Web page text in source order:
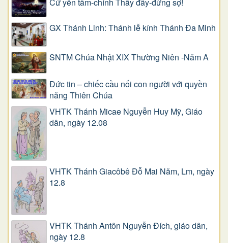
GX Thánh Linh: Thánh lễ kính Thánh Đa Minh
SNTM Chúa Nhật XIX Thường Niên -Năm A
Đức tin – chiếc cầu nối con người với quyền
năng Thiên Chúa
VHTK Thánh Micae Nguyễn Huy Mỹ, Giáo
dân, ngày 12.08
VHTK Thánh Giacôbê Ðỗ Mai Năm, Lm, ngày
12.8
VHTK Thánh Antôn Nguyễn Ðích, giáo dân,
ngày 12.8